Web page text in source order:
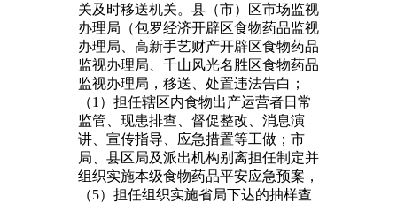
关及时移送机关。县（市）区市场监视
办理局（包罗经济开辟区食物药品监视
办理局、高新手艺财产开辟区食物药品
监视办理局、千山风光名胜区食物药品
监视办理局，移送、处置违法告白；
（1）担任辖区内食物出产运营者日常
监管、现患排查、督促整改、消息演
讲、宣传指导、应急措置等工做；市
局、县区局及派出机构别离担任制定并
组织实施本级食物药品平安应急预案，
（5）担任组织实施省局下达的抽样查